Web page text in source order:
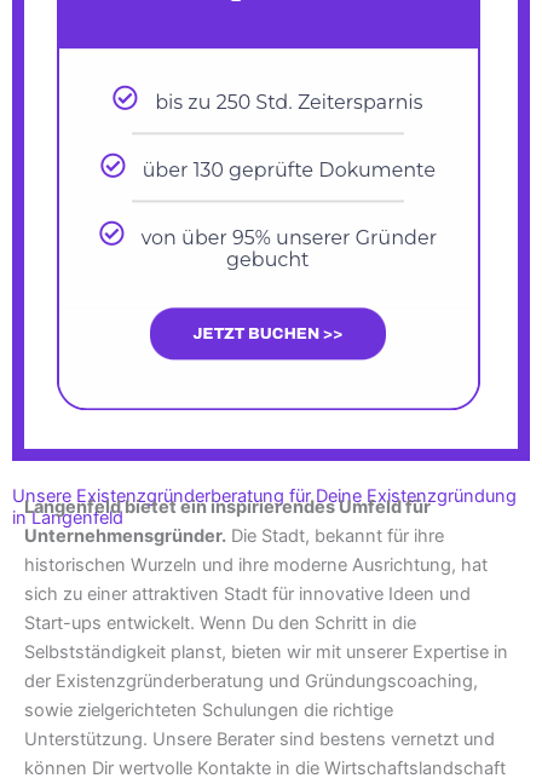
Unsere Existenzgründerberatung für Deine Existenzgründung
in Langenfeld
Langenfeld bietet ein inspirierendes Umfeld für
Unternehmensgründer. Die Stadt, bekannt für ihre
historischen Wurzeln und ihre moderne Ausrichtung, hat
sich zu einer attraktiven Stadt für innovative Ideen und
Start-ups entwickelt. Wenn Du den Schritt in die
Selbstständigkeit planst, bieten wir mit unserer Expertise in
der Existenzgründerberatung und Gründungscoaching,
sowie zielgerichteten Schulungen die richtige
Unterstützung. Unsere Berater sind bestens vernetzt und
können Dir wertvolle Kontakte in die Wirtschaftslandschaft